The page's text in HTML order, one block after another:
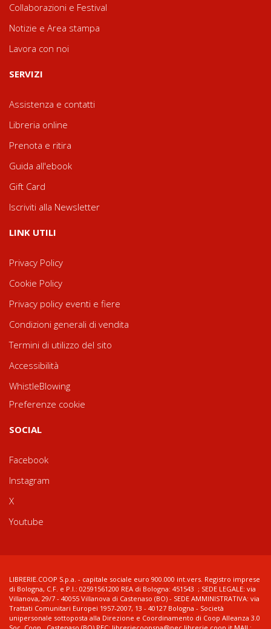
Collaborazioni e Festival
Notizie e Area stampa
Lavora con noi
SERVIZI
Assistenza e contatti
Libreria online
Prenota e ritira
Guida all'ebook
Gift Card
Iscriviti alla Newsletter
LINK UTILI
Privacy Policy
Cookie Policy
Privacy policy eventi e fiere
Condizioni generali di vendita
Termini di utilizzo del sito
Accessibilità
WhistleBlowing
Preferenze cookie
SOCIAL
Facebook
Instagram
X
Youtube
LIBRERIE.COOP S.p.a. - capitale sociale euro 900.000 int.vers. Registro imprese
di Bologna, C.F. e P.I.: 02591561200 REA di Bologna: 451543 ; SEDE LEGALE: via
Villanova, 29/7 - 40055 Villanova di Castenaso (BO) - SEDE AMMINISTRATIVA: via
Trattati Comunitari Europei 1957-2007, 13 - 40127 Bologna - Società
unipersonale sottoposta alla Direzione e Coordinamento di Coop Alleanza 3.0